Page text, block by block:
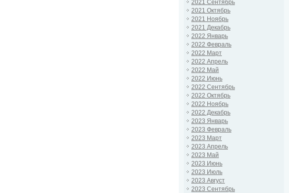
2021 Сентябрь
2021 Октябрь
2021 Ноябрь
2021 Декабрь
2022 Январь
2022 Февраль
2022 Март
2022 Апрель
2022 Май
2022 Июнь
2022 Сентябрь
2022 Октябрь
2022 Ноябрь
2022 Декабрь
2023 Январь
2023 Февраль
2023 Март
2023 Апрель
2023 Май
2023 Июнь
2023 Июль
2023 Август
2023 Сентябрь